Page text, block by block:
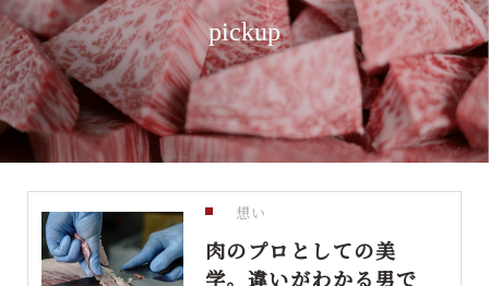
pickup
想い
肉のプロとしての美
学。違いがわかる男で